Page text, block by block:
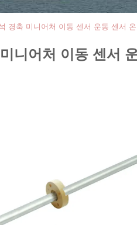
경축 미니어처 이동 센서 운동 센서
니어처 이동 센서